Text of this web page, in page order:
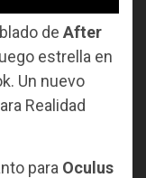
de After
estrella en
Un nuevo
Realidad
para Oculus